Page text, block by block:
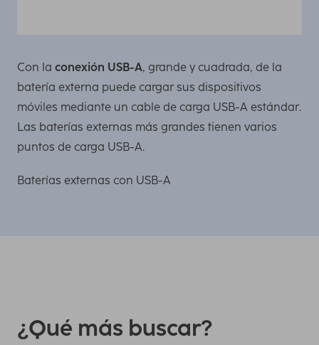
Con la conexión USB-A, grande y cuadrada, de la
batería externa puede cargar sus dispositivos
móviles mediante un cable de carga USB-A estándar.
Las baterías externas más grandes tienen varios
puntos de carga USB-A.
Baterías externas con USB-A
¿Qué más buscar?